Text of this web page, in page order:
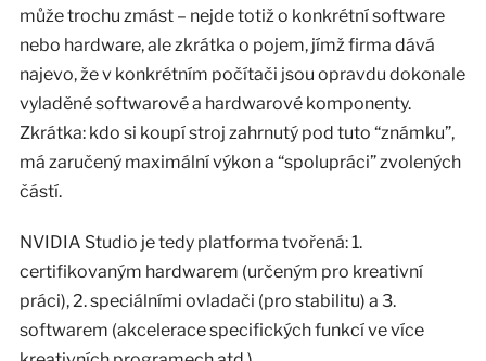
může trochu zmást – nejde totiž o konkrétní software
nebo hardware, ale zkrátka o pojem, jímž firma dává
najevo, že v konkrétním počítači jsou opravdu dokonale
vyladěné softwarové a hardwarové komponenty.
Zkrátka: kdo si koupí stroj zahrnutý pod tuto “známku”,
má zaručený maximální výkon a “spolupráci” zvolených
částí.
NVIDIA Studio je tedy platforma tvořená: 1.
certifikovaným hardwarem (určeným pro kreativní
práci), 2. speciálními ovladači (pro stabilitu) a 3.
softwarem (akcelerace specifických funkcí ve více